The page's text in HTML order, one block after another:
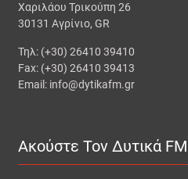
Χαριλάου Τρικούπη 26
30131 Αγρίνιο, GR
Τηλ: (+30) 26410 39410
Fax: (+30) 26410 39413
Email: info@dytikafm.gr
Ακούστε Τον Δυτικά FM